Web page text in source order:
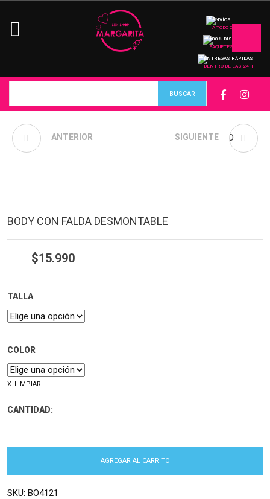
ENVÍOS
A TODO CHILE
100% DISCRETO
PAQUETES
ENTREGAS RÁPIDAS
DENTRO DE LAS 24H
LUBRICANTE
ANTERIOR BODY ENCAJE NEGRO
SIGUIENTE
BODY CON FALDA DESMONTABLE
$15.990
TALLA
COLOR
LIMPIAR
CANTIDAD:
AGREGAR AL CARRITO
SKU: BO4121